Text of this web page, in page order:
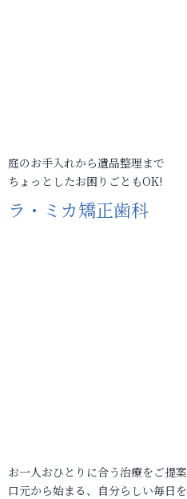
庭のお手入れから遺品整理まで
ちょっとしたお困りごともOK!
ラ・ミカ矯正歯科
お一人おひとりに合う治療をご提案
口元から始まる、自分らしい毎日を